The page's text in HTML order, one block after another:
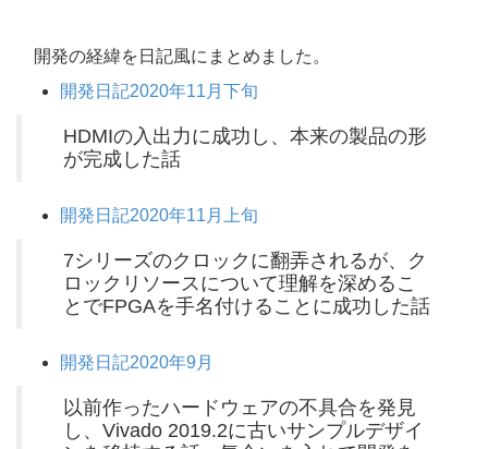
開発の経緯を日記風にまとめました。
開発日記2020年11月下旬
HDMIの入出力に成功し、本来の製品の形
が完成した話
開発日記2020年11月上旬
​7シリーズのクロックに翻弄されるが、ク
ロックリソースについて理解を深めるこ
とでFPGAを手名付けることに成功した話
開発日記2020年9月
以前作ったハードウェアの不具合を発見
し、Vivado 2019.2に古いサンプルデザイ